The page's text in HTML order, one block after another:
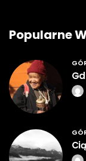
Popularne